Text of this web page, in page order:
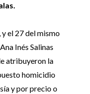
el 27 del mismo
Inés Salinas
atribuyeron la
homicidio
y por precio o